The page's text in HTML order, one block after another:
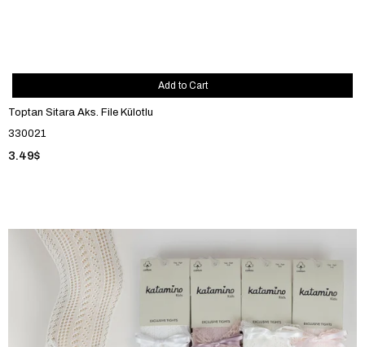
Toptan Sitara Aks. File Külotlu
330021
3.49$
Add to Cart